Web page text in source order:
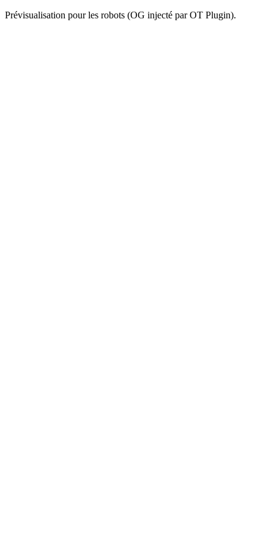
Prévisualisation pour les robots (OG injecté par OT Plugin).